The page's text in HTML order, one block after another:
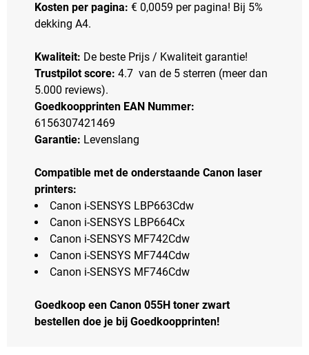
Kosten per pagina: € 0,0059 per pagina! Bij 5%
dekking A4.
Kwaliteit: De beste Prijs / Kwaliteit garantie!
Trustpilot score: 4.7 van de 5 sterren (meer dan
5.000 reviews).
Goedkoopprinten EAN Nummer:
6156307421469
Garantie: Levenslang
Compatible met de onderstaande Canon laser
printers:
Canon i-SENSYS LBP663Cdw
Canon i-SENSYS LBP664Cx
Canon i-SENSYS MF742Cdw
Canon i-SENSYS MF744Cdw
Canon i-SENSYS MF746Cdw
Goedkoop een Canon 055H toner zwart
bestellen doe je bij Goedkoopprinten!